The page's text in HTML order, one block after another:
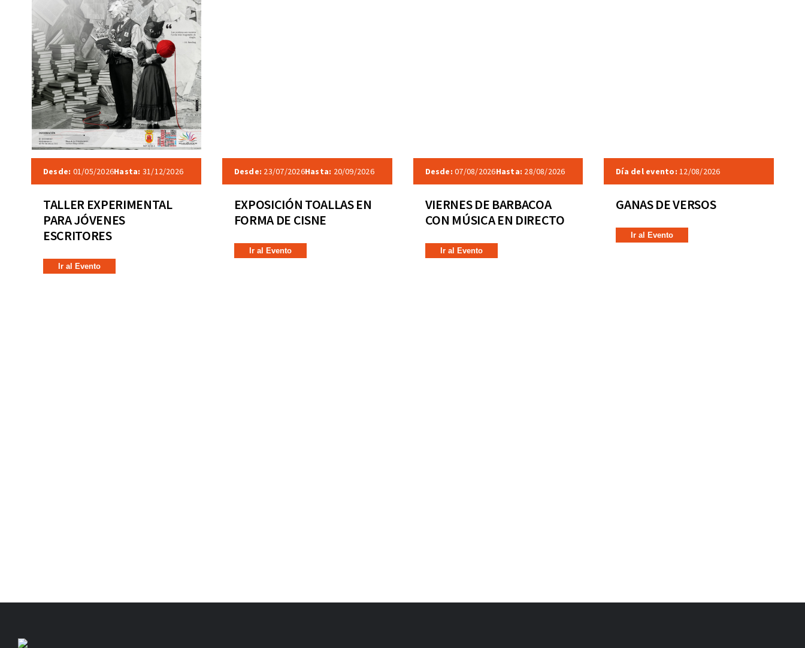
Desde: 01/05/2026Hasta: 31/12/2026
TALLER EXPERIMENTAL
PARA JÓVENES
ESCRITORES
Ir al Evento
Desde: 23/07/2026Hasta: 20/09/2026
EXPOSICIÓN TOALLAS EN
FORMA DE CISNE
Ir al Evento
Desde: 07/08/2026Hasta: 28/08/2026
VIERNES DE BARBACOA
CON MÚSICA EN DIRECTO
Ir al Evento
Día del evento: 12/08/2026
GANAS DE VERSOS
Ir al Evento